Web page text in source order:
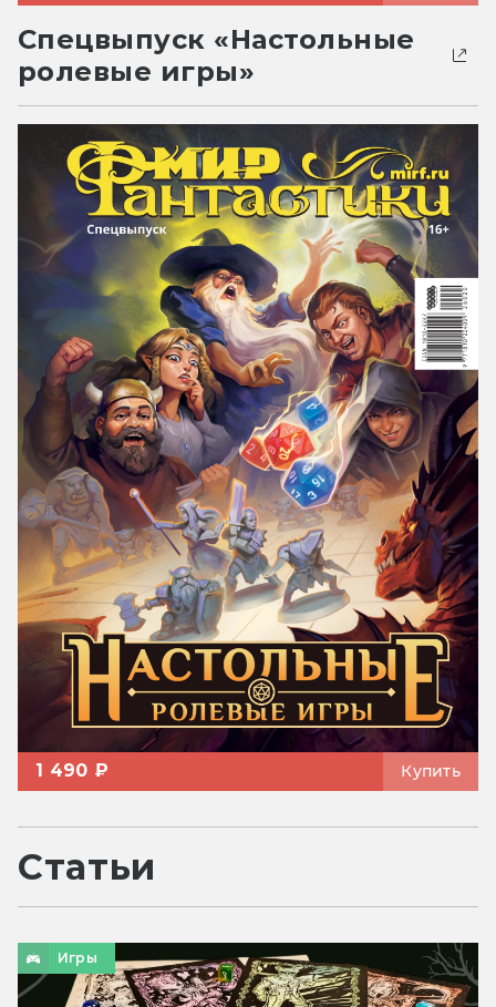
Спецвыпуск «Настольные
ролевые игры»
1 490 ₽ Купить
Статьи
Игры